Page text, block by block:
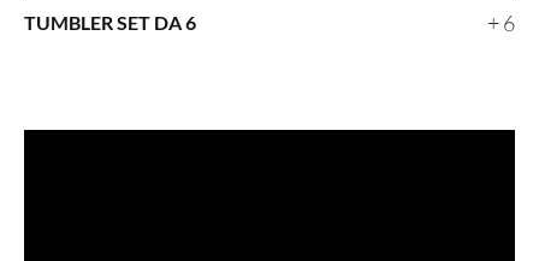
TUMBLER SET DA 6 + 6